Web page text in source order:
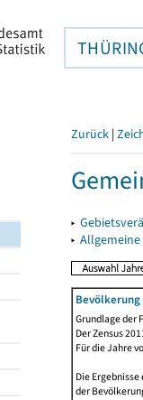
Zurück |
▸
▸
Grundlage der
Der Zensus
Für die Jahre
Die
der